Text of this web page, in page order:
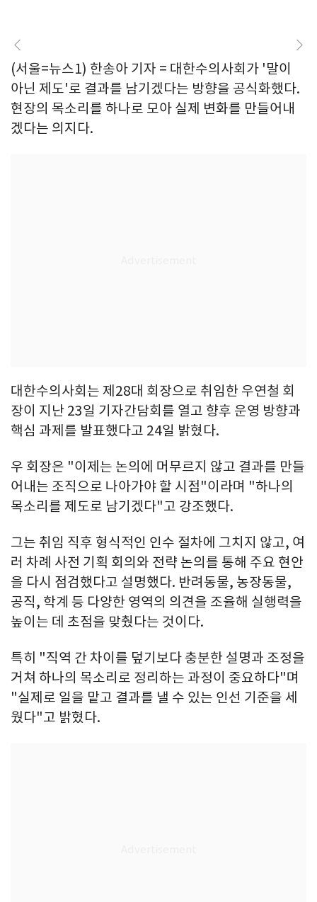
(서울=뉴스1) 한송아 기자 = 대한수의사회가 '말이
아닌 제도'로 결과를 남기겠다는 방향을 공식화했다.
현장의 목소리를 하나로 모아 실제 변화를 만들어내
겠다는 의지다.
대한수의사회는 제28대 회장으로 취임한 우연철 회
장이 지난 23일 기자간담회를 열고 향후 운영 방향과
핵심 과제를 발표했다고 24일 밝혔다.
우 회장은 "이제는 논의에 머무르지 않고 결과를 만들
어내는 조직으로 나아가야 할 시점"이라며 "하나의
목소리를 제도로 남기겠다"고 강조했다.
그는 취임 직후 형식적인 인수 절차에 그치지 않고, 여
러 차례 사전 기획 회의와 전략 논의를 통해 주요 현안
을 다시 점검했다고 설명했다. 반려동물, 농장동물,
공직, 학계 등 다양한 영역의 의견을 조율해 실행력을
높이는 데 초점을 맞췄다는 것이다.
특히 "직역 간 차이를 덮기보다 충분한 설명과 조정을
거쳐 하나의 목소리로 정리하는 과정이 중요하다"며
"실제로 일을 맡고 결과를 낼 수 있는 인선 기준을 세
웠다"고 밝혔다.